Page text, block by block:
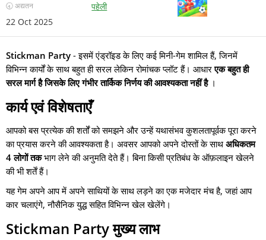
🕣 अद्यतन
22 Oct 2025
पहेली
Stickman Party - इसमें एंड्रॉइड के लिए कई मिनी-गेम शामिल हैं, जिनमें
विभिन्न कार्यों के साथ बहुत ही सरल लेकिन रोमांचक प्लॉट हैं। आधारएक बहुत ही
सरल मार्ग है जिसके लिए गंभीर तार्किक निर्णय की आवश्यकता नहीं है।
कार्य एवं विशेषताएँ
आपको बस प्रत्येक की शर्तों को समझने और उन्हें यथासंभव कुशलतापूर्वक पूरा करने
का प्रयास करने की आवश्यकता है। अवसर आपको अपने दोस्तों के साथ अधिकतम
4 लोगों तकभाग लेने की अनुमति देते हैं। बिना किसी प्रतिबंध के ऑफ़लाइन खेलने
की भी शर्तें हैं।
यह गेम अपने आप में अपने साथियों के साथ लड़ने का एक मजेदार मंच है, जहां आप
कार चलाएंगे, नौसैनिक युद्ध सहित विभिन्न खेल खेलेंगे।
Stickman Partyमुख्य लाभ